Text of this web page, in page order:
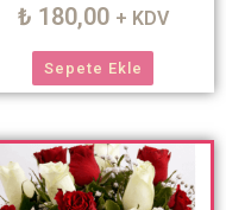
₺ 180,00 + KDV
Sepete Ekle